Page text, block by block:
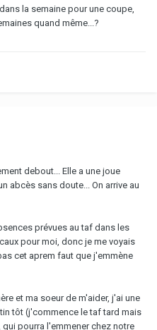
la semaine pour une coupe,
quand même...?
debout... Elle a une joue
abcès sans doute... On arrive au
prévues au taf dans les
pour moi, donc je me voyais
cet aprem faut que j'emmène
et ma soeur de m'aider, j'ai une
tôt (j'commence le taf tard mais
pourra l'emmener chez notre